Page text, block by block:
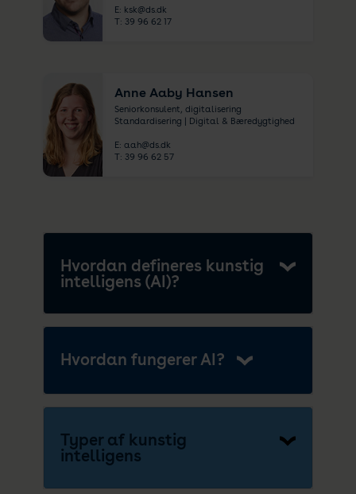
E: ksk@ds.dk
T: 39 96 62 17
Anne Aaby Hansen
Seniorkonsulent, digitalisering
Standardisering | Digital & Bæredygtighed
E: aah@ds.dk
T: 39 96 62 57
Hvordan defineres kunstig
intelligens (AI)?
Hvordan fungerer AI?
Typer af kunstig
intelligens